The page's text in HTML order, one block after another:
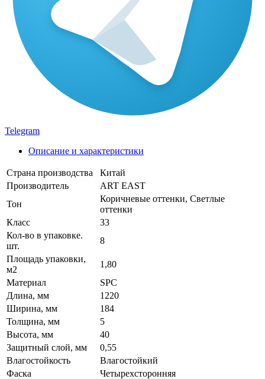
Telegram
Описание и характеристики
Страна производства
Китай
Производитель
ART EAST
Тон
Коричневые оттенки, Светлые
оттенки
Класс
33
Кол-во в упаковке.
шт.
8
Площадь упаковки,
м2
1,80
Материал
SPC
Длина, мм
1220
Ширина, мм
184
Толщина, мм
5
Высота, мм
40
Защитный слой, мм
0,55
Влагостойкость
Влагостойкий
Фаска
Четырехсторонняя